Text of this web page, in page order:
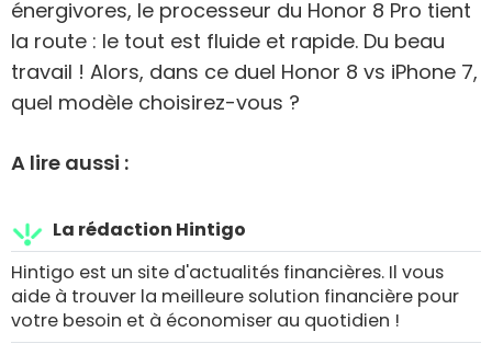
énergivores, le processeur du Honor 8 Pro tient
la route : le tout est fluide et rapide. Du beau
travail ! Alors, dans ce duel Honor 8 vs iPhone 7,
quel modèle choisirez-vous ?
A lire aussi :
La rédaction Hintigo
Hintigo est un site d'actualités financières. Il vous
aide à trouver la meilleure solution financière pour
votre besoin et à économiser au quotidien !